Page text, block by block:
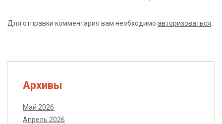
Для отправки комментария вам необходимо авторизоваться
Архивы
Май 2026
Апрель 2026